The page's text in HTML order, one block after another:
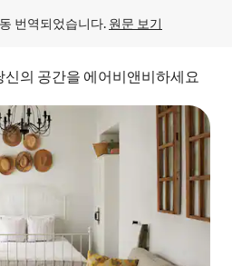
번역되었습니다. 원문 보기
신의 공간을 에어비앤비하세요